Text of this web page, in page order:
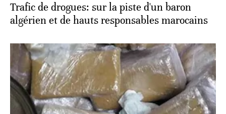
Trafic de drogues: sur la piste d'un baron
algérien et de hauts responsables marocains